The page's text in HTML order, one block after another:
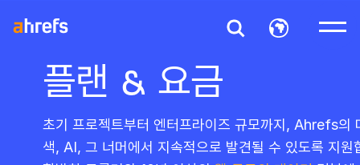
플랜 & 요금
초기 프로젝트부터 엔터프라이즈 규모까지, Ahrefs의
색, AI, 그 너머에서 지속적으로 발견될 수 있도록 지원